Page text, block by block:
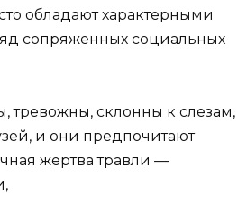
обладают характерными
сопряженных социальных
тревожны, склонны к слезам,
и они предпочитают
жертва травли —